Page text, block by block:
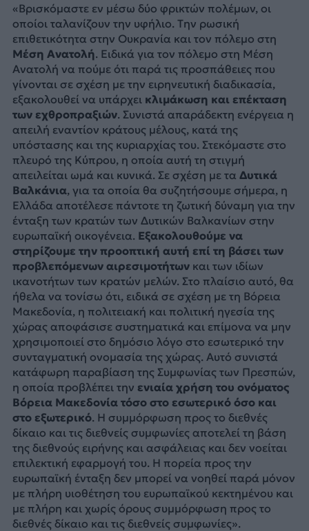
«Βρισκόμαστε εν μέσω δύο φρικτών πολέμων, οι
οποίοι ταλανίζουν την υφήλιο. Tην ρωσική
επιθετικότητα στην Ουκρανία και τον πόλεμο στη
Μέση Ανατολή. Ειδικά για τον πόλεμο στη Μέση
Ανατολή να πούμε ότι παρά τις προσπάθειες που
γίνονται σε σχέση με την ειρηνευτική διαδικασία,
εξακολουθεί να υπάρχει κλιμάκωση και επέκταση
των εχθροπραξιών. Συνιστά απαράδεκτη ενέργεια η
απειλή εναντίον κράτους μέλους, κατά της
υπόστασης και της κυριαρχίας του. Στεκόμαστε στο
πλευρό της Κύπρου, η οποία αυτή τη στιγμή
απειλείται ωμά και κυνικά. Σε σχέση με τα Δυτικά
Βαλκάνια, για τα οποία θα συζητήσουμε σήμερα, η
Ελλάδα αποτέλεσε πάντοτε τη ζωτική δύναμη για την
ένταξη των κρατών των Δυτικών Βαλκανίων στην
ευρωπαϊκή οικογένεια. Εξακολουθούμε να
στηρίζουμε την προοπτική αυτή επί τη βάσει των
προβλεπόμενων αιρεσιμοτήτωνκαι των ιδίων
ικανοτήτων των κρατών μελών. Στο πλαίσιο αυτό, θα
ήθελα να τονίσω ότι, ειδικά σε σχέση με τη Βόρεια
Μακεδονία, η πολιτειακή και πολιτική ηγεσία της
χώρας αποφάσισε συστηματικά και επίμονα να μην
χρησιμοποιεί στο δημόσιο λόγο στο εσωτερικό την
συνταγματική ονομασία της χώρας. Αυτό συνιστά
κατάφωρη παραβίαση της Συμφωνίας των Πρεσπών,
η οποία προβλέπει την ενιαία χρήση του ονόματος
Βόρεια Μακεδονία τόσο στο εσωτερικό όσο και
στο εξωτερικό. Η συμμόρφωση προς το διεθνές
δίκαιο και τις διεθνείς συμφωνίες αποτελεί τη βάση
της διεθνούς ειρήνης και ασφάλειας και δεν νοείται
επιλεκτική εφαρμογή του. Η πορεία προς την
ευρωπαϊκή ένταξη δεν μπορεί να νοηθεί παρά μόνον
με πλήρη υιοθέτηση του ευρωπαϊκού κεκτημένου και
με πλήρη και χωρίς όρους συμμόρφωση προς το
διεθνές δίκαιο και τις διεθνείς συμφωνίες».